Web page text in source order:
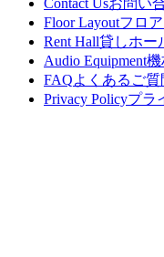
Contact Usお問い
Floor Layoutフロ
Rent Hall貸しホー
Audio Equipment機
FAQよくあるご質
Privacy Policyプラ